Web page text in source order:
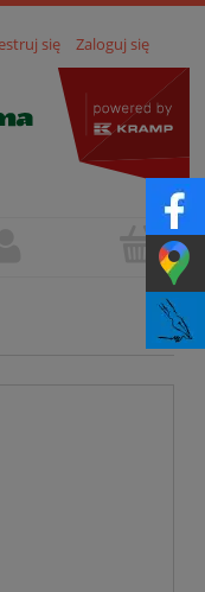
się Zaloguj się